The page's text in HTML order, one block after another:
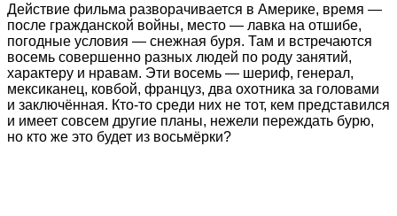
Действие фильма разворачивается в Америке, время —
после гражданской войны, место — лавка на отшибе,
погодные условия — снежная буря. Там и встречаются
восемь совершенно разных людей по роду занятий,
характеру и нравам. Эти восемь — шериф, генерал,
мексиканец, ковбой, француз, два охотника за головами
и заключённая. Кто-то среди них не тот, кем представился
и имеет совсем другие планы, нежели переждать бурю,
но кто же это будет из восьмёрки?